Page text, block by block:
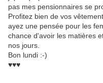
pas mes pensionnaires se
Profitez bien de vos
ayez une pensée pour les
chance d'avoir les matières
nos jours.
Bon lundi :-)
♥♥♥